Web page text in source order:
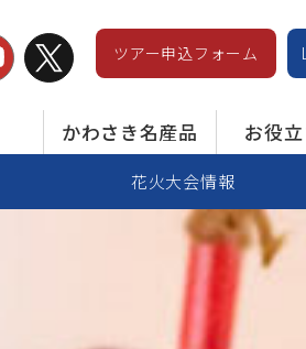
ツアー申込フォーム
かわさき名産品 お役
花火大会情報